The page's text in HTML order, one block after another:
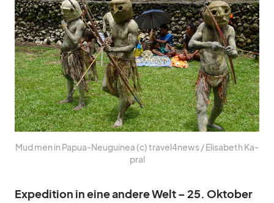
Mud men in Pa­pua-Neu­gui­nea (c) travel4news /​ Eli­sa­beth Ka­
pral
Ex­pe­di­tion in eine an­dere Welt – 25. Ok­to­ber